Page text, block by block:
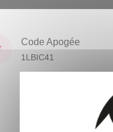
Code Apogée
1LBIC41